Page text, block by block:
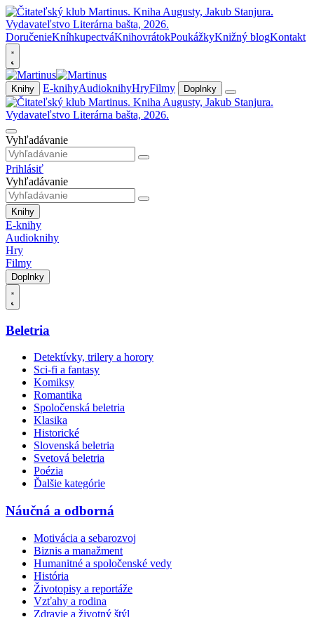
DoručenieKníhkupectváKnihovrátokPoukážkyKnižný blogKontakt
Knihy E-knihyAudioknihyHryFilmy Doplnky
Vyhľadávanie
Prihlásiť
Vyhľadávanie
Knihy
E-knihy
Audioknihy
Hry
Filmy
Doplnky
Beletria
Detektívky, trilery a horory
Sci-fi a fantasy
Komiksy
Romantika
Spoločenská beletria
Klasika
Historické
Slovenská beletria
Svetová beletria
Poézia
Ďalšie kategórie
Náučná a odborná
Motivácia a sebarozvoj
Biznis a manažment
Humanitné a spoločenské vedy
História
Životopisy a reportáže
Vzťahy a rodina
Zdravie a životný štýl